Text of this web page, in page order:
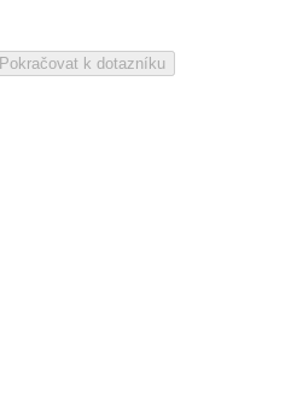
Pokračovat k dotazníku